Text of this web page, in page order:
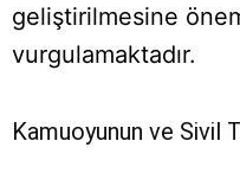
geliştirilmesine
vurgulamaktadır.
Kamuoyunun ve Sivil